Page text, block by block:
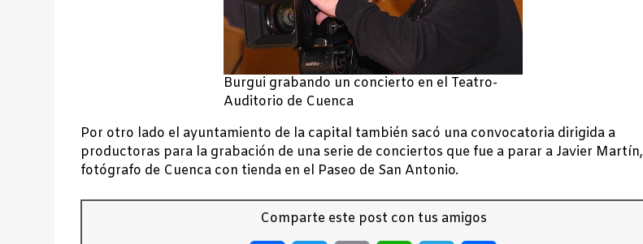
Burgui grabando un concierto en el Teatro-
Auditorio de Cuenca
Por otro lado el ayuntamiento de la capital también sacó una convocatoria dirigida a
productoras para la grabación de una serie de conciertos que fue a parar a Javier Martín,
fotógrafo de Cuenca con tienda en el Paseo de San Antonio.
Comparte este post con tus amigos